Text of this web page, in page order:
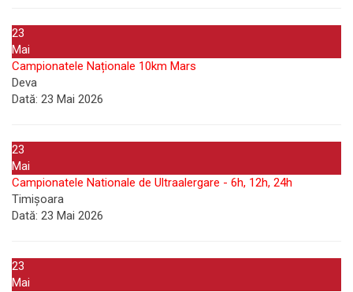
23
Mai
Campionatele Naționale 10km Mars
Deva
Dată: 23 Mai 2026
23
Mai
Campionatele Nationale de Ultraalergare - 6h, 12h, 24h
Timișoara
Dată: 23 Mai 2026
23
Mai